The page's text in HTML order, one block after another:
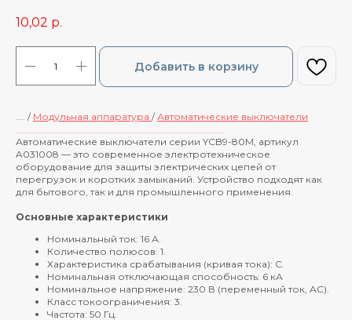
10,02 р.
Добавить в корзину
.... / Модульная аппаратура / Автоматические выключатели
Автоматические выключатели серии YCB9-80M, артикул
A031008 — это современное электротехническое
оборудование для защиты электрических цепей от
перегрузок и коротких замыканий. Устройство подходят как
для бытового, так и для промышленного применения.
Основные характеристики
Номинальный ток: 16 А.
Количество полюсов: 1.
Характеристика срабатывания (кривая тока): C.
Номинальная отключающая способность: 6 кА
Номинальное напряжение: 230 В (переменный ток, AC).
Класс токоограничения: 3.
Частота: 50 Гц.